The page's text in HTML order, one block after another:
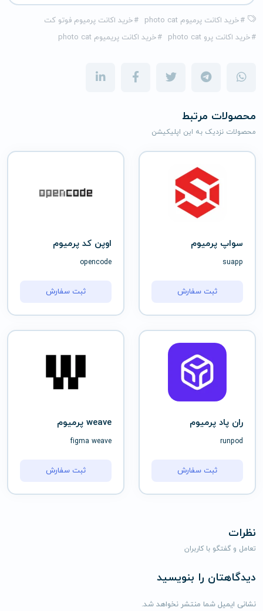
#خرید اکانت پرمیوم photo cat #خرید اکانت پرمیوم فوتو کت
#خرید اکانت پرو photo cat #خرید اکانت پریمیوم photo cat
محصولات مرتبط
محصولات نزدیک به این اپلیکیشن
سواپ پرمیوم
suapp
ثبت سفارش
اوپن کد پرمیوم
opencode
ثبت سفارش
ران پاد پرمیوم
runpod
ثبت سفارش
weave پرمیوم
figma weave
ثبت سفارش
نظرات
تعامل و گفتگو با کاربران
دیدگاهتان را بنویسید
نشانی ایمیل شما منتشر نخواهد شد.